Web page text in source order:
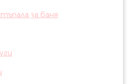
за баня